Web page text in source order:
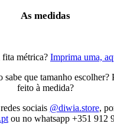
As medidas
métrica? Imprima uma,
sabe que tamanho escolher?
feito à medida?
sociais @diwia.store,
ou no whatsapp +351 912